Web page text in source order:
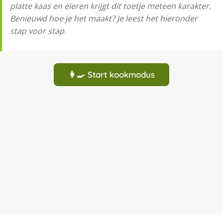
platte kaas en eieren krijgt dit toetje meteen karakter.
Benieuwd hoe je het maakt? Je leest het hieronder
stap voor stap.
👩‍🍳 Start kookmodus